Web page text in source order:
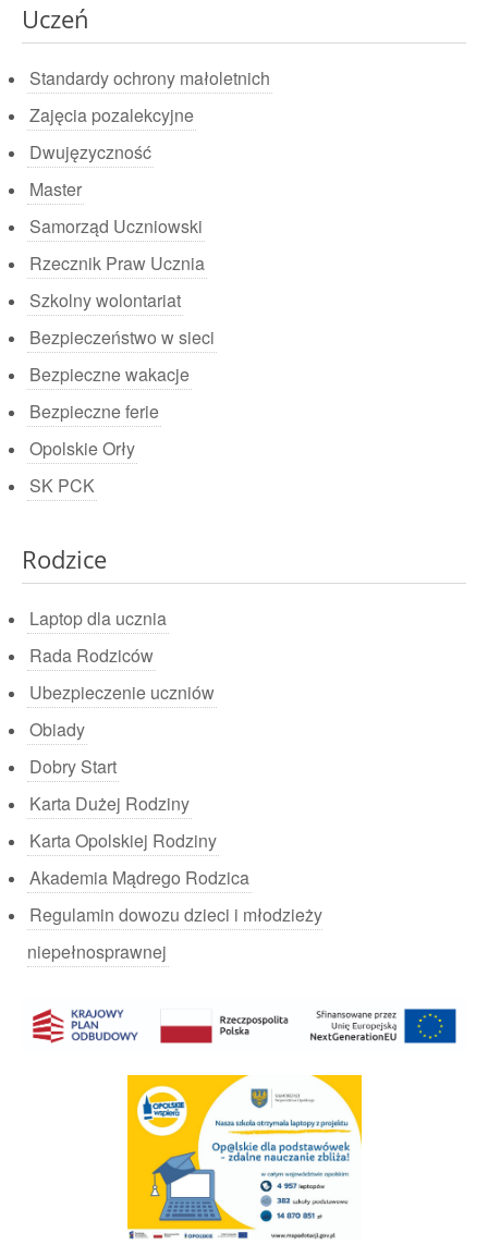
Uczeń
Standardy ochrony małoletnich
Zajęcia pozalekcyjne
Dwujęzyczność
Master
Samorząd Uczniowski
Rzecznik Praw Ucznia
Szkolny wolontariat
Bezpieczeństwo w sieci
Bezpieczne wakacje
Bezpieczne ferie
Opolskie Orły
SK PCK
Rodzice
Laptop dla ucznia
Rada Rodziców
Ubezpieczenie uczniów
Obiady
Dobry Start
Karta Dużej Rodziny
Karta Opolskiej Rodziny
Akademia Mądrego Rodzica
Regulamin dowozu dzieci i młodzieży
niepełnosprawnej